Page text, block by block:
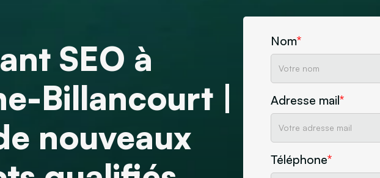
site en premier sur Google
clients grâce à la publicité en ligne
Ateliers persona Atelier
wireframes, maquettes
Découvrez notre agence
SEO à
Billancourt |
nouveaux
Nom*
Adresse mail*
Téléphone*